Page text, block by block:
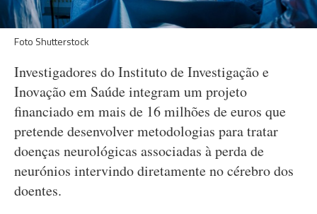
Foto Shutterstock
Investigadores do Instituto de Investigação e
Inovação em Saúde integram um projeto
financiado em mais de 16 milhões de euros que
pretende desenvolver metodologias para tratar
doenças neurológicas associadas à perda de
neurónios intervindo diretamente no cérebro dos
doentes.